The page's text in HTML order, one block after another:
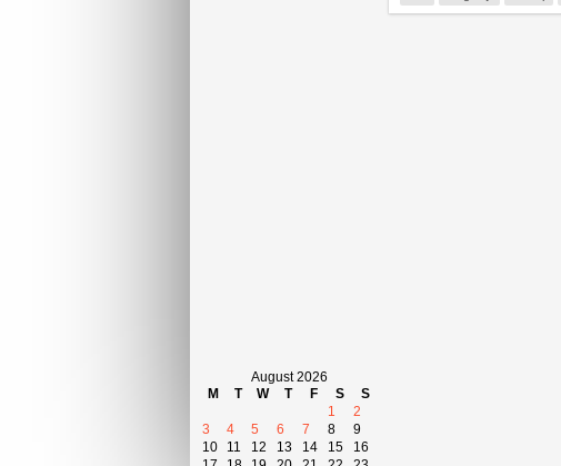
August 2026
M
T W T F S
S
1
2
3
4 5 6 7 8
9
10
11 12 13 14 15
16